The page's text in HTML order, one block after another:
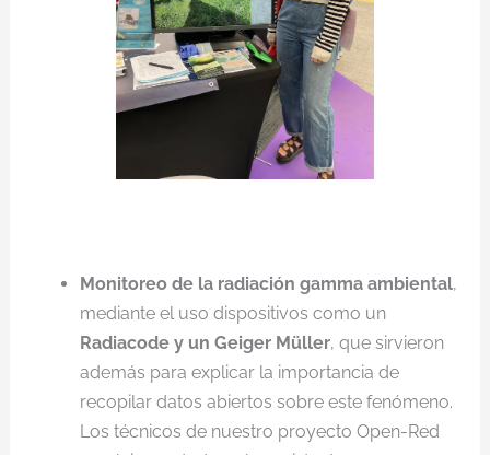
Monitoreo de la radiación gamma ambiental,
mediante el uso dispositivos como un
Radiacode y un Geiger Müller, que sirvieron
además para explicar la importancia de
recopilar datos abiertos sobre este fenómeno.
Los técnicos de nuestro proyecto Open-Red